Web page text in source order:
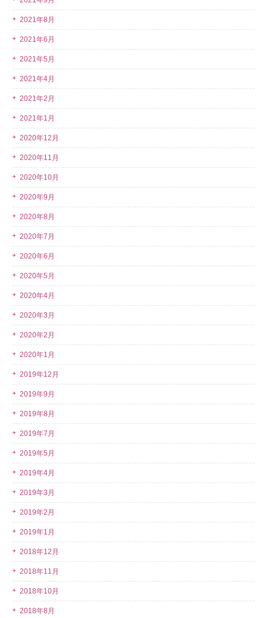
2021年8月
2021年6月
2021年5月
2021年4月
2021年2月
2021年1月
2020年12月
2020年11月
2020年10月
2020年9月
2020年8月
2020年7月
2020年6月
2020年5月
2020年4月
2020年3月
2020年2月
2020年1月
2019年12月
2019年9月
2019年8月
2019年7月
2019年5月
2019年4月
2019年3月
2019年2月
2019年1月
2018年12月
2018年11月
2018年10月
2018年8月